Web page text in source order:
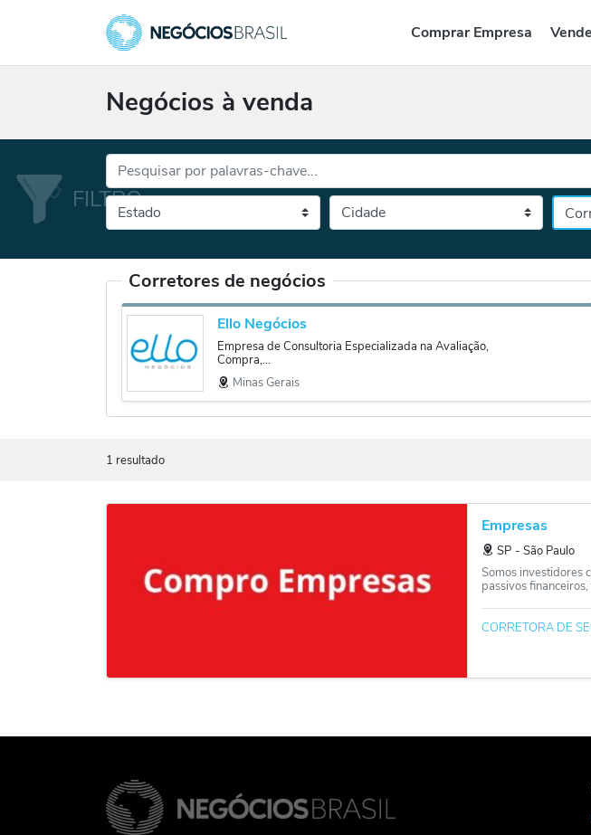
Comprar Empresa
Negócios à venda
Palavras-chave...
Cidade
Selecione o estado, depois a cidade
Corretores de negócios
Ello Negócios
Empresa de Consultoria Especializada na Avaliação,
Compra,...
Minas Gerais
1 resultado
Empresas
SP ‐ São Paulo
Somos investidores
passivos
CORRETORA DE